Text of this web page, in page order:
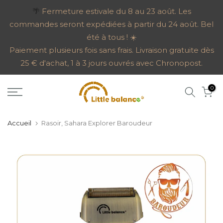
au
🌴 Fermeture estivale du 8 au 23 août. Les
commandes seront expédiées à partir du 24 août. Bel
été à tous ! ☀️
Paiement plusieurs fois sans frais. Livraison gratuite dès
25 € d'achat, 1 à 3 jours ouvrés avec Chronopost.
0
Accueil Rasoir, Sahara Explorer Baroudeur